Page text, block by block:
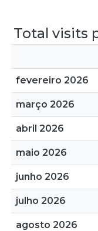
Total visits
fevereiro 2026
março 2026
abril 2026
maio 2026
junho 2026
julho 2026
agosto 2026